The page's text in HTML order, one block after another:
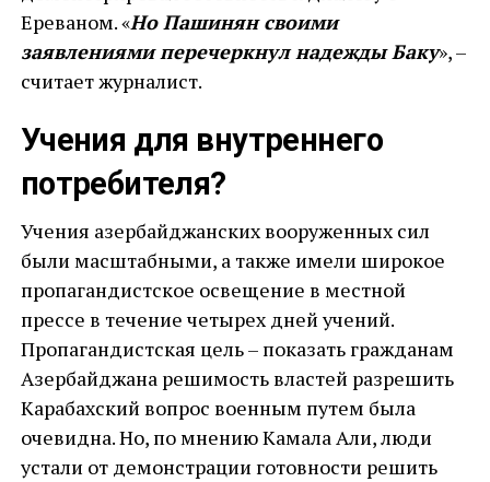
Ереваном. «Но Пашинян своими
заявлениями перечеркнул надежды Баку», –
считает журналист.
Учения для внутреннего
потребителя?
Учения азербайджанских вооруженных сил
были масштабными, а также имели широкое
пропагандистское освещение в местной
прессе в течение четырех дней учений.
Пропагандистская цель – показать гражданам
Азербайджана решимость властей разрешить
Карабахский вопрос военным путем была
очевидна. Но, по мнению Камала Али, люди
устали от демонстрации готовности решить